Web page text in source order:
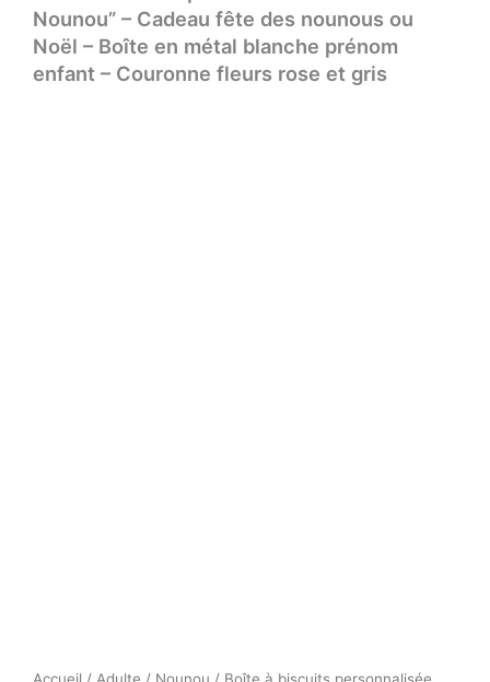
Nounou” – Cadeau fête des nounous ou
Noël – Boîte en métal blanche prénom
enfant – Couronne fleurs rose et gris